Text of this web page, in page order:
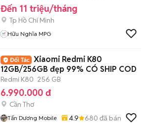
Đến 11 triệu/tháng
Tp Hồ Chí Minh
Hữu Nghĩa MPG
Xiaomi Redmi K80
12GB/256GB đẹp 99% CÓ SHIP COD
Redmi K80 256 GB
6.990.000 đ
Cần Thơ
Tấn Dương Mobile 4.9 680 đã bán